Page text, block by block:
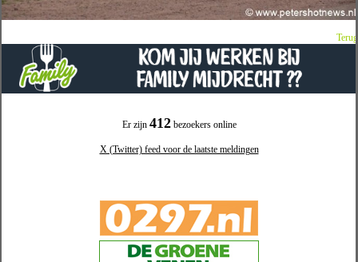
Er zijn 412bezoekers online
X (Twitter) feed voor de laatste meldingen
Terug